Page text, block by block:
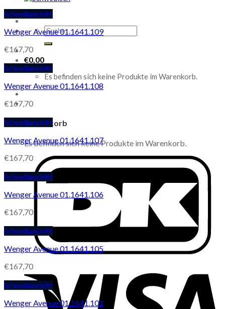
Suche
nach:
€0,00
Es befinden sich keine Produkte im Warenkorb.
Warenkorb
Es befinden sich keine Produkte im Warenkorb.
Schnellansicht
Wenger Avenue 01.1641.109
€167,70
Schnellansicht
Wenger Avenue 01.1641.108
€167,70
Schnellansicht
Wenger Avenue 01.1641.107
€167,70
Schnellansicht
Wenger Avenue 01.1641.106
€167,70
Schnellansicht
Wenger Avenue 01.1641.105
€167,70
Schnellansicht
Wenger Avenue 01.1641.101